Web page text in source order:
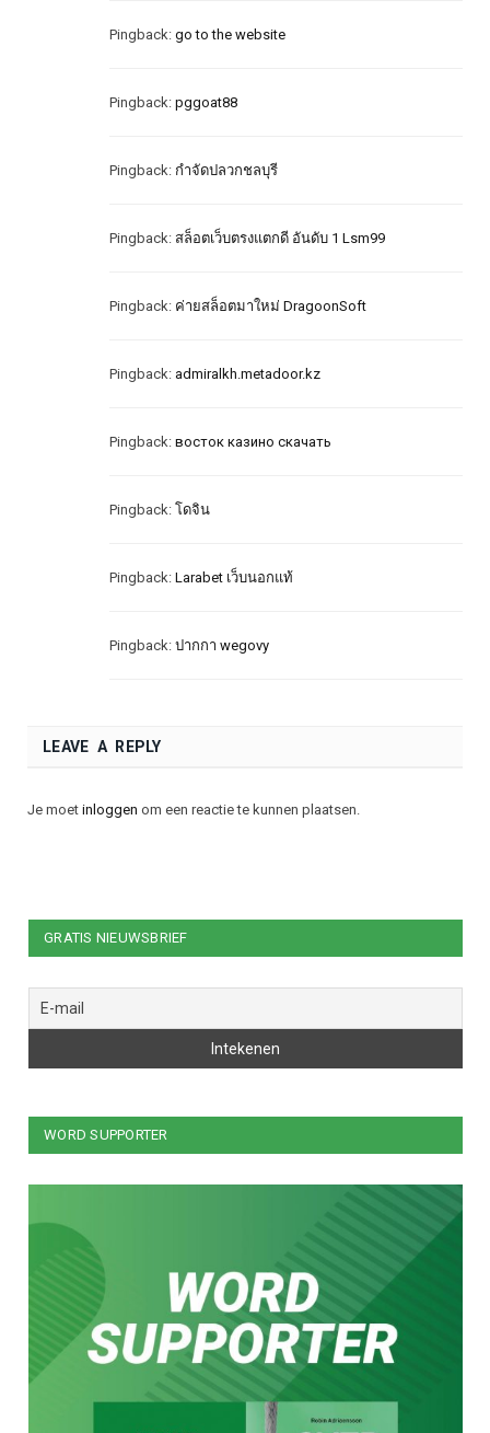
Pingback: go to the website
Pingback: pggoat88
Pingback: กำจัดปลวกชลบุรี
Pingback: สล็อตเว็บตรงแตกดี อันดับ 1 Lsm99
Pingback: ค่ายสล็อตมาใหม่ DragoonSoft
Pingback: admiralkh.metadoor.kz
Pingback: восток казино скачать
Pingback: โดจิน
Pingback: Larabet เว็บนอกแท้
Pingback: ปากกา wegovy
LEAVE A REPLY
Je moet inloggen om een reactie te kunnen plaatsen.
GRATIS NIEUWSBRIEF
WORD SUPPORTER